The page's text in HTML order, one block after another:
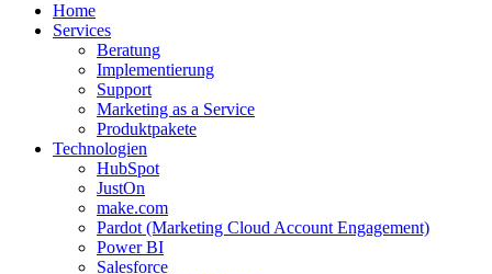
Home
Services
Beratung
Implementierung
Support
Marketing as a Service
Produktpakete
Technologien
HubSpot
JustOn
make.com
Pardot (Marketing Cloud Account Engagement)
Power BI
Salesforce